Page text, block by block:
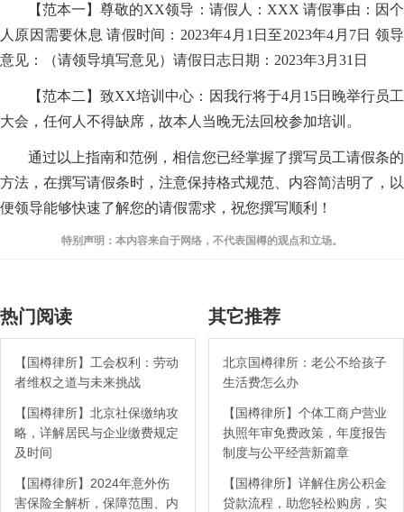
【范本一】尊敬的XX领导：请假人：XXX 请假事由：因个
人原因需要休息 请假时间：2023年4月1日至2023年4月7日 领导
意见：（请领导填写意见）请假日志日期：2023年3月31日
【范本二】致XX培训中心：因我行将于4月15日晚举行员工
大会，任何人不得缺席，故本人当晚无法回校参加培训。
通过以上指南和范例，相信您已经掌握了撰写员工请假条的
方法，在撰写请假条时，注意保持格式规范、内容简洁明了，以
便领导能够快速了解您的请假需求，祝您撰写顺利！
特别声明：本内容来自于网络，不代表国樽的观点和立场。
热门阅读
【国樽律所】工会权利：劳动
者维权之道与未来挑战
【国樽律所】北京社保缴纳攻
略，详解居民与企业缴费规定
及时间
【国樽律所】2024年意外伤
害保险全解析，保障范围、内
其它推荐
北京国樽律所：老公不给孩子
生活费怎么办
【国樽律所】个体工商户营业
执照年审免费政策，年度报告
制度与公平经营新篇章
【国樽律所】详解住房公积金
贷款流程，助您轻松购房，实